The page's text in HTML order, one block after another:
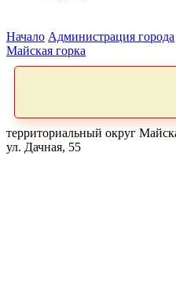
Начало Администрация города
Майская горка
территориальный округ
ул. Дачная, 55